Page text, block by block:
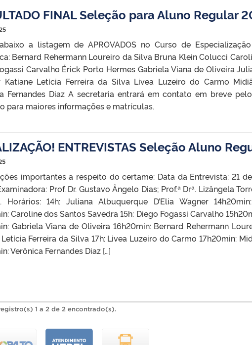
FINAL Seleção para Aluno Regular
a listagem de APROVADOS no Curso de
Bernard Rehermann Loureiro da Silva Bruna Klein Colucci
Carvalho Érick Porto Hermes Gabriela Viana de Oliveira
Katiane Letícia Ferreira da Silva Livea Luzeiro do Carmo
Fernandes Diaz A secretaria entrará em contato em breve
para maiores informações e matrículas.
ENTREVISTAS Seleção Aluno
importantes a respeito do certame: Data da Entrevista: 21
Prof. Dr. Gustavo Ângelo Dias; Prof.ª Drª. Lizângela
Horários: 14h: Juliana Albuquerque D’Elia Wagner
Caroline dos Santos Savedra 15h: Diego Fogassi Carvalho
Gabriela Viana de Oliveira 16h20min: Bernard Rehermann
Ferreira da Silva 17h: Livea Luzeiro do Carmo 17h20min:
Verônica Fernandes Diaz […]
1 a 2 de 2 encontrado(s).